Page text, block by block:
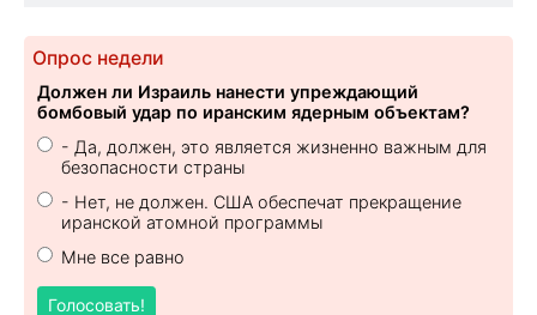
Опрос недели
Должен ли Израиль нанести упреждающий
бомбовый удар по иранским ядерным объектам?
- Да, должен, это является жизненно важным для
безопасности страны
- Нет, не должен. США обеспечат прекращение
иранской атомной программы
Мне все равно
Голосовать!